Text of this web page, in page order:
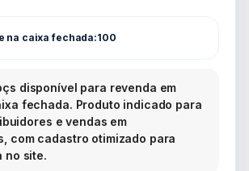
na caixa fechada:100
disponível para revenda em
fechada. Produto indicado para
e vendas em
com cadastro otimizado para
no site.